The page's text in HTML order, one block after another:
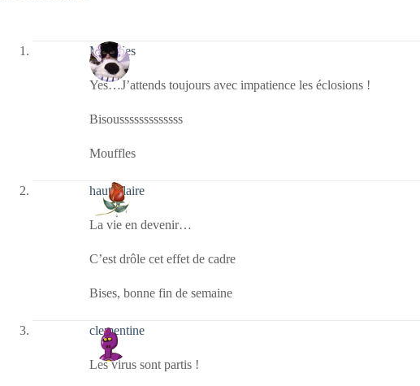
Mouffles
Yes…J’attends toujours avec impatience les éclosions !
Bisousssssssssssss
Mouffles
hauteclaire
La vie en devenir…
C’est drôle cet effet de cadre
Bises, bonne fin de semaine
clementine
Les virus sont partis !